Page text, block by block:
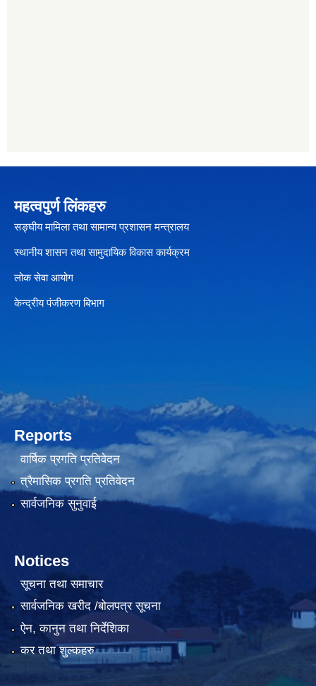
महत्वपुर्ण लिंकहरु
सङ्घीय मामिला तथा सामान्य प्रशासन मन्त्रालय
स्थानीय शासन तथा सामुदायिक विकास कार्यक्रम
लोक सेवा आयोग
केन्द्रीय पंजीकरण बिभाग
Reports
वार्षिक प्रगति प्रतिवेदन
त्रैमासिक प्रगति प्रतिवेदन
सार्वजनिक सुनुवाई
Notices
सूचना तथा समाचार
सार्वजनिक खरीद /बोलपत्र सूचना
ऐन, कानुन तथा निर्देशिका
कर तथा शुल्कहरु